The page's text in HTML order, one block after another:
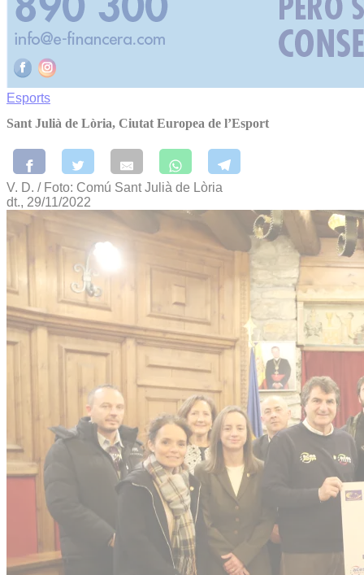
Esports
Sant Julià de Lòria, Ciutat Europea de l’Esport
V. D. / Foto: Comú Sant Julià de Lòria
dt., 29/11/2022